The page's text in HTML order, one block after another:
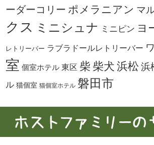
ーダーコリー ポメラニアン マ
クス ミニシュナ ミニピン ヨ
レトリーバー ラブラドールレトリーバー
室 個室ホテル 東区 柴 柴犬 浜松 浜
ル 猫個室 猫個室ホテル 磐田市